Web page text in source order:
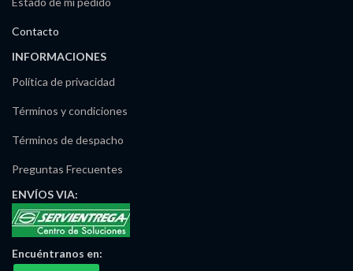
Contacto
INFORMACIONES
Política de privacidad
Términos y condiciones
Términos de despacho
Preguntas Frecuentes
ENVÍOSVIA:
Encuéntranos en: